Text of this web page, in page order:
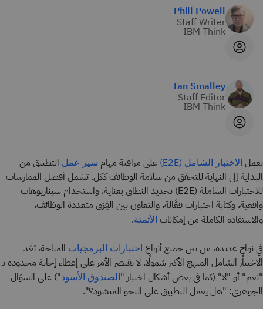
Phill Powell
Staff Writer
IBM Think
Ian Smalley
Staff Editor
IBM Think
يعمل الاختبار الشامل (E2E) على مراقبة مهام سير عمل التطبيق من
البداية إلى النهاية للتحقق من سلامة الوظائف ككل. تشمل أفضل الممارسات
للاختبارات الشاملة (E2E) تحديد النطاق بعناية، واستخدام سيناريوهات
واقعية، وكتابة اختبارات فعَّالة، والتعاون بين الفِرَق متعددة الوظائف،
والاستفادة الكاملة من إمكانات الأتمتة.
في نواحٍ عديدة، من بين جميع أنواع اختبارات البرمجيات المتاحة، يُعَد
الاختبار الشامل المنهج الأكثر شمولًا. لا يقتصر الأمر على إعطاء إجابة محدودة بـ
"نعم" أو "لا" (كما في بعض أشكال اختبار "الصندوق الأسود") على السؤال
الجوهري: "هل يعمل التطبيق على النحو المنشود؟".